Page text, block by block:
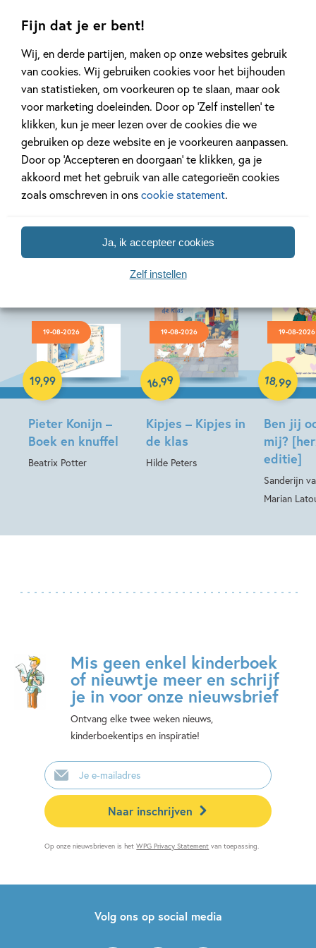
Fijn dat je er bent!
Wij, en derde partijen, maken op onze websites gebruik
van cookies. Wij gebruiken cookies voor het bijhouden
van statistieken, om voorkeuren op te slaan, maar ook
voor marketing doeleinden. Door op ‘Zelf instellen’ te
klikken, kun je meer lezen over de cookies die we
gebruiken op deze website en je voorkeuren aanpassen.
Door op ‘Accepteren en doorgaan’ te klikken, ga je
akkoord met het gebruik van alle categorieën cookies
zoals omschreven in onscookie statement.
Ja, ik accepteer cookies
Zelf instellen
Lees meer
Bekijk alle artikelen
Bekijk ook eens
19-08-2026
Pieter Konijn –
Boek en knuffel
Beatrix Potter
19,99
Hardcover
19-08-2026
Kipjes – Kipjes in
de klas
Hilde Peters
16,99
Hardcover
19-08-2026
Ben jij
mij?
editie]
Sanderijn
Marian
18,99
Hardcover
Mis geen enkel kinderboek
of nieuwtje meer en schrijf
je in voor onze nieuwsbrief
Ontvang elke twee weken nieuws,
kinderboekentips en inspiratie!
E-
mailadres
Naar inschrijven
Op onze nieuwsbrieven is hetWPG Privacy Statement van toepassing.
Volg ons op social media